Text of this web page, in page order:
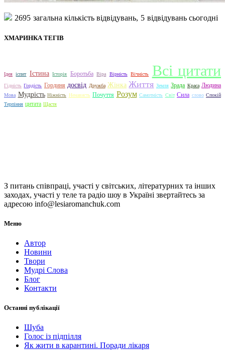
2695 загальна кількість відвідувань, 5 відвідувань сьогодні
ХМАРИНКА ТЕГІВ
Ідея іспит Істина Історія Боротьба Віра Вірність Вічність Всі цитати
Гідність Гордість Гординя досвід Дружба Жінка Життя Земля Зрада Краса Людина
Мова Мудрість Ніжність Ненависть Почуття Розум Самотність Світ Сила слово Спокій
Терпіння цитата Щастя
З питань співпраці, участі у світських, літературних та інших
заходах, участі у теле та радіо шоу в Україні звертайтесь за
адресою info@lesiaromanchuk.com
Меню
Автор
Новини
Твори
Мудрі Слова
Блог
Контакти
Останні публікації
Шуба
Голос із підпілля
Як жити в карантині. Поради лікаря